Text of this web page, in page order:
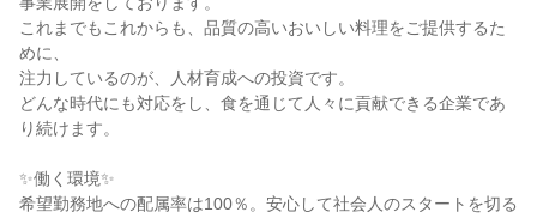
これまでもこれからも、品質の高いおいしい料理をご提供するた
めに、
注力しているのが、人材育成への投資です。
どんな時代にも対応をし、食を通じて人々に貢献できる企業であ
り続けます。
✨働く環境✨
希望勤務地への配属率は100％。安心して社会人のスタートを切る